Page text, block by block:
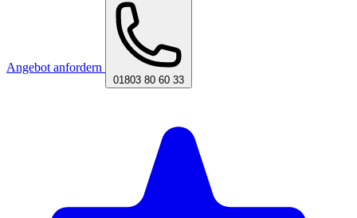
Angebot anfordern
01803 80 60 33